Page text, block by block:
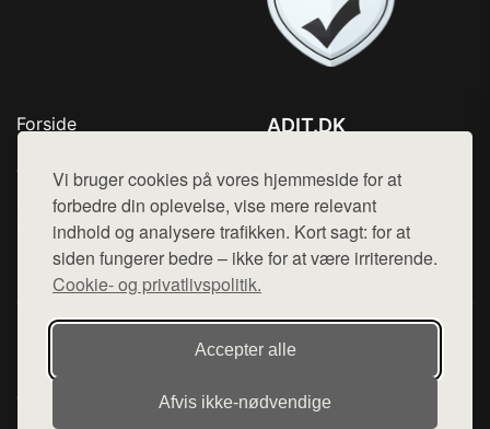
Vi bruger cookies på vores hjemmeside for at
forbedre din oplevelse, vise mere relevant
indhold og analysere trafikken. Kort sagt: for at
siden fungerer bedre – ikke for at være irriterende.
Cookie- og privatlivspolitik.
Accepter alle
Afvis ikke‑nødvendige
Forside
Top Rabatter
Blog
Kontakt
ADIT.DK
Mail: hej@want.dk
Cookie- og privatlivspolitik
Denne side er en del af want.dk, der udgiver en række
hjemmesider med præsentation af forskellige produkter fra
diverse webshops. Der sælges ikke varer fra denne side - vi
henviser til de shops, som sælger varen. Vi har heller ikke